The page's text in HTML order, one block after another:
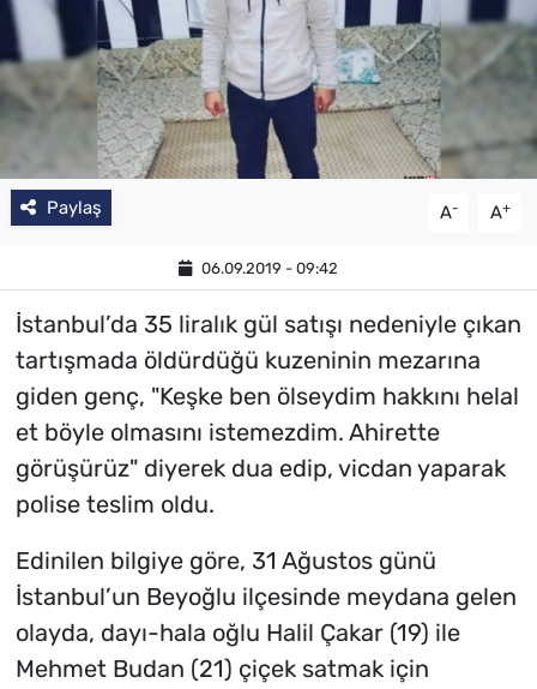
Paylaş A- A+
06.09.2019 - 09:42
İstanbul’da 35 liralık gül satışı nedeniyle çıkan
tartışmada öldürdüğü kuzeninin mezarına
giden genç, "Keşke ben ölseydim hakkını helal
et böyle olmasını istemezdim. Ahirette
görüşürüz" diyerek dua edip, vicdan yaparak
polise teslim oldu.
Edinilen bilgiye göre, 31 Ağustos günü
İstanbul’un Beyoğlu ilçesinde meydana gelen
olayda, dayı-hala oğlu Halil Çakar (19) ile
Mehmet Budan (21) çiçek satmak için